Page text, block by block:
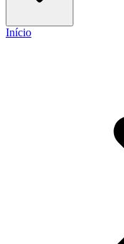
Início